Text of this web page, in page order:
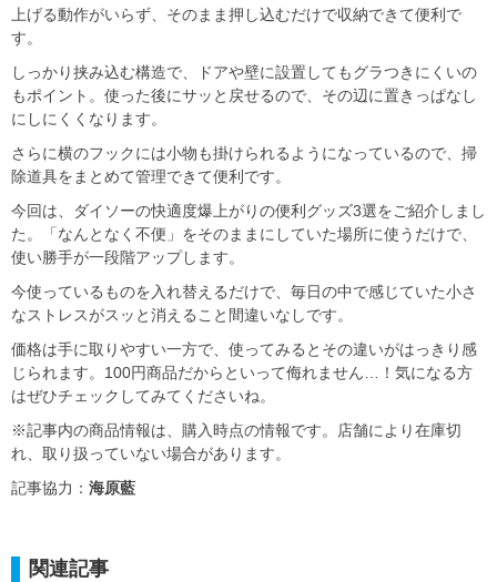
上げる動作がいらず、そのまま押し込むだけで収納できて便利で
す。
しっかり挟み込む構造で、ドアや壁に設置してもグラつきにくいの
もポイント。使った後にサッと戻せるので、その辺に置きっぱなし
にしにくくなります。
さらに横のフックには小物も掛けられるようになっているので、掃
除道具をまとめて管理できて便利です。
今回は、ダイソーの快適度爆上がりの便利グッズ3選をご紹介しまし
た。「なんとなく不便」をそのままにしていた場所に使うだけで、
使い勝手が一段階アップします。
今使っているものを入れ替えるだけで、毎日の中で感じていた小さ
なストレスがスッと消えること間違いなしです。
価格は手に取りやすい一方で、使ってみるとその違いがはっきり感
じられます。100円商品だからといって侮れません…！気になる方
はぜひチェックしてみてくださいね。
※記事内の商品情報は、購入時点の情報です。店舗により在庫切
れ、取り扱っていない場合があります。
記事協力： 海原藍
関連記事